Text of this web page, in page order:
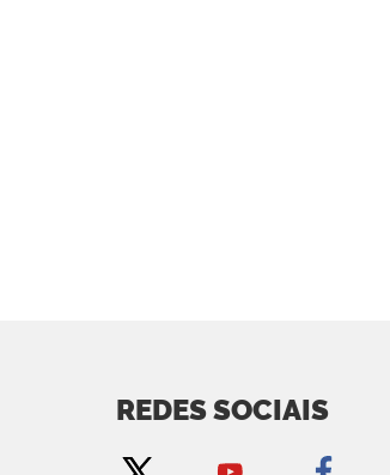
REDES SOCIAIS